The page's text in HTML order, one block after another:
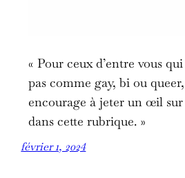
« Pour ceux d’entre vous
pas comme gay, bi ou
encourage à jeter un œil sur
dans cette rubrique. »
février 1, 2024